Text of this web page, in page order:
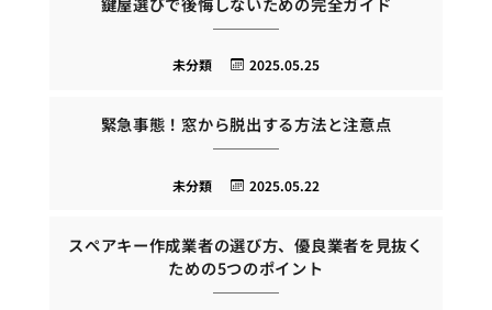
2025.05.25
未分類
緊急事態！窓から脱出する方法と注意点
2025.05.22
未分類
スペアキー作成業者の選び方、優良業者を見抜く
ための5つのポイント